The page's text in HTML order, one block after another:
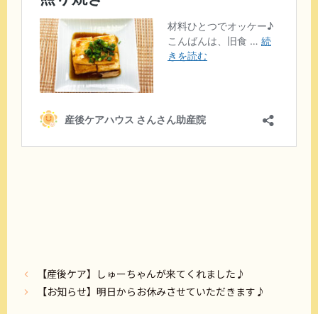
【産後ケア】しゅーちゃんが来てくれました♪
【お知らせ】明日からお休みさせていただきます♪